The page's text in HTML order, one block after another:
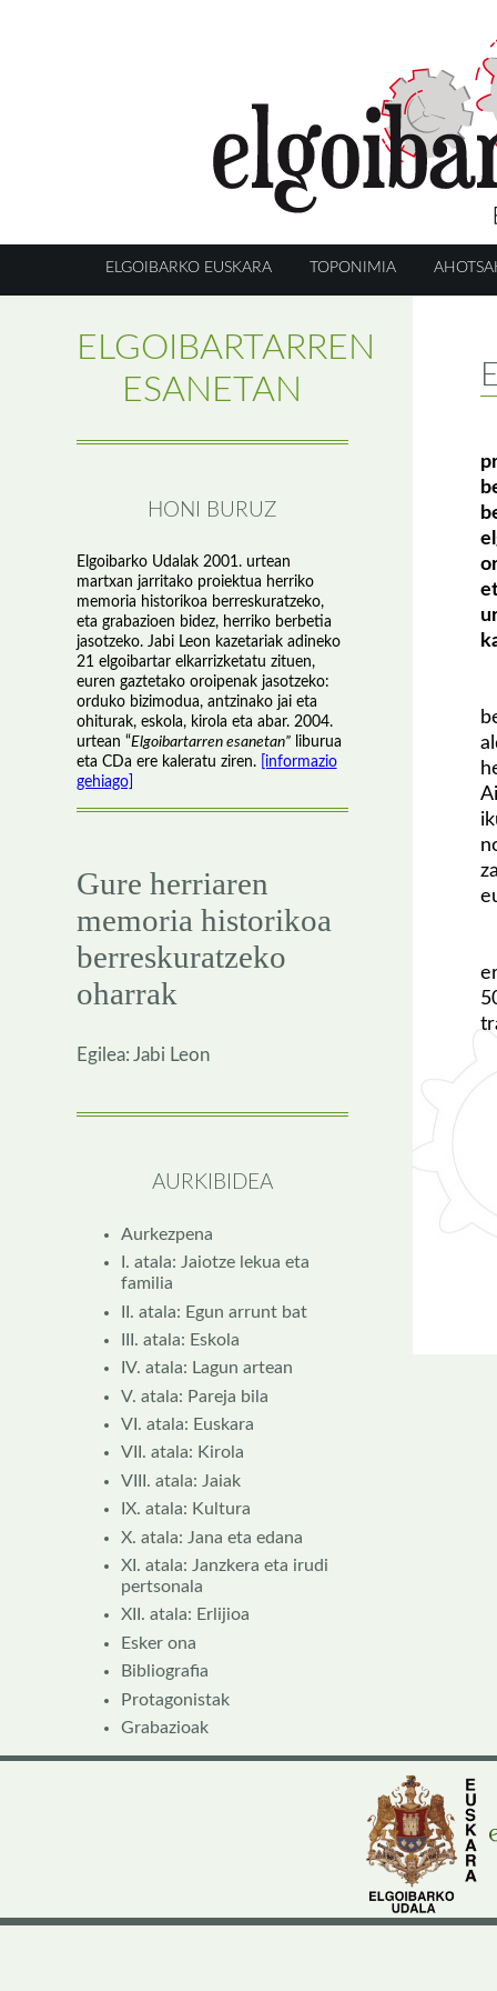
ELGOIBARKO EUSKARA TOPONIMIA
ELGOIBARTARREN
ESANETAN
HONI BURUZ
Elgoibarko Udalak 2001. urtean
martxan jarritako proiektua herriko
memoria historikoa berreskuratzeko,
eta grabazioen bidez, herriko berbetia
jasotzeko. Jabi Leon kazetariak adineko
21 elgoibartar elkarrizketatu zituen,
euren gaztetako oroipenak jasotzeko:
orduko bizimodua, antzinako jai eta
ohiturak, eskola, kirola eta abar. 2004.
urtean “Elgoibartarren esanetan”liburua
eta CDa ere kaleratu ziren. [informazio
gehiago]
Gure herriaren
memoria historikoa
berreskuratzeko
oharrak
Egilea: Jabi Leon
AURKIBIDEA
Aurkezpena
I. atala: Jaiotze lekua eta
familia
II. atala: Egun arrunt bat
III. atala: Eskola
IV. atala: Lagun artean
V. atala: Pareja bila
VI. atala: Euskara
VII. atala: Kirola
VIII. atala: Jaiak
IX. atala: Kultura
X. atala: Jana eta edana
XI. atala: Janzkera eta irudi
pertsonala
XII. atala: Erlijioa
Esker ona
Bibliografia
Protagonistak
Grabazioak